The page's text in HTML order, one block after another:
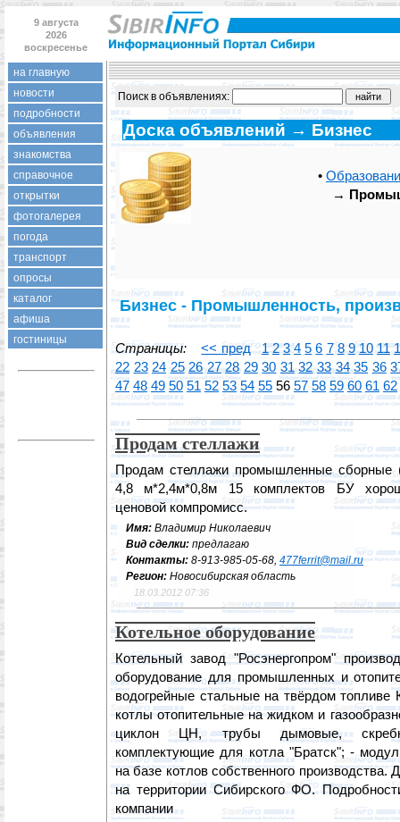
9 августа
2026
воскресенье
на главную
новости
подробности
объявления
знакомства
справочное
открытки
фотогалерея
погода
транспорт
опросы
каталог
афиша
гостиницы
Поиск в объявлениях:
Доска объявлений → Бизнес
•
→
Бизнес - Промышленность,
Страницы: << пред 1 2 3 4 5 6 7 8 9 10 11
22 23 24 25 26 27 28 29 30 31 32 33 34 35 36
47 48 49 50 51 52 53 54 55 56 57 58 59 60 61 62
Продам стеллажи
Продам стеллажи промышленные сборные
4,8 м*2,4м*0,8м 15 комплектов БУ
ценовой компромисс.
Имя: Владимир Николаевич
Вид сделки: предлагаю
Контакты: 8-913-985-05-68, 477ferrit@mail.ru
Регион: Новосибирская область
18.03.2012 07:36
Котельное оборудование
Котельный завод "Росэнергопром"
оборудование для промышленных и
водогрейные стальные на твёрдом
котлы отопительные на жидком и
циклон ЦН, трубы дымовые,
комплектующие для котла "Братск"; -
на базе котлов собственного производства.
на территории Сибирского ФО.
компании